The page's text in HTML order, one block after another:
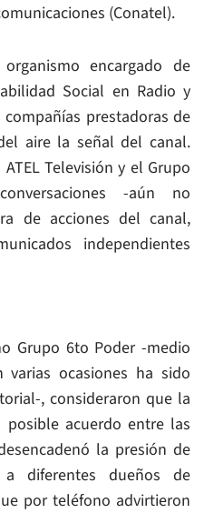
(Conatel).
encargado de
Social en Radio y
prestadoras de
aire la señal del canal.
Televisión y el Grupo
-aún no
de acciones del canal,
independientes
Grupo 6to Poder -medio
ocasiones ha sido
, consideraron que la
acuerdo entre las
la presión de
diferentes dueños de
por teléfono advirtieron